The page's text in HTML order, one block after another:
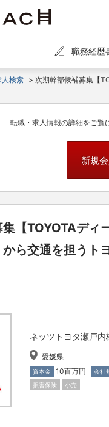
職務経歴
人検索 > 次期幹部候補募集【
転職・求人情報の詳細をご覧
新規
【TOYOTAディ
ら交通を担うト
ネッツトヨタ瀬戸内
愛媛県
資本金 10百万円 会社
損害保険 小売